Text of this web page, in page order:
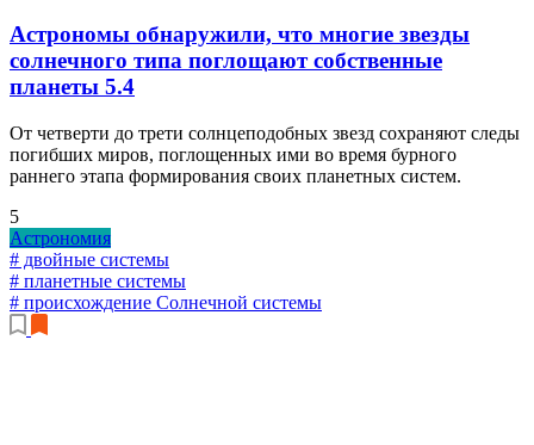
Астрономы обнаружили, что многие звезды
солнечного типа поглощают собственные
планеты 5.4
От четверти до трети солнцеподобных звезд сохраняют следы
погибших миров, поглощенных ими во время бурного
раннего этапа формирования своих планетных систем.
5
Астрономия
# двойные системы
# планетные системы
# происхождение Солнечной системы